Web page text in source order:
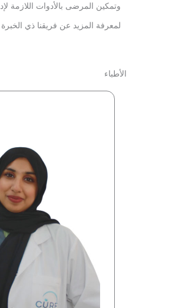
وتمكين المرضى بالأدوات اللازمة
لمعرفة المزيد عن فريقنا ذي
الأطباء